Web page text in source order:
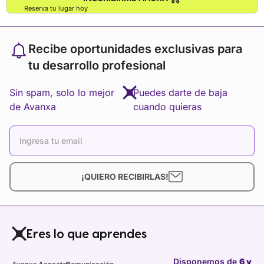
Reserva tu lugar hoy
Recibe oportunidades exclusivas para
tu desarrollo profesional
¡QUIERO RECIBIRLAS!
Sin spam, solo lo mejor
de Avanxa
Puedes darte de baja
cuando quieras
Eres lo que aprendes
Disponemos de 6 y